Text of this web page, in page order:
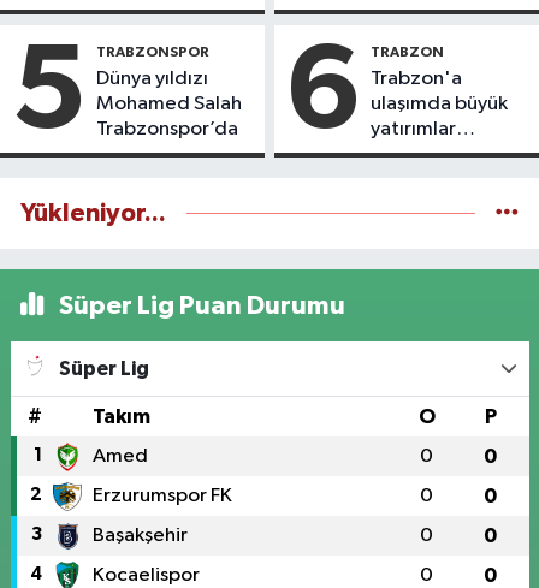
yaşatıyoruz
icazet aldı
5 TRABZONSPOR
Dünya yıldızı
Mohamed Salah
Trabzonspor’da
6 TRABZON
Trabzon'a
ulaşımda büyük
yatırımlar
yapılıyor
Yükleniyor...
Süper Lig Puan Durumu
Süper Lig
# Takım O P
1 Amed 0 0
2 Erzurumspor FK 0 0
3 Başakşehir 0 0
4 Kocaelispor 0 0